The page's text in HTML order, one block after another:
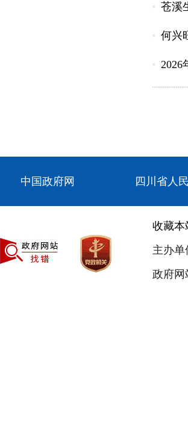
苍溪
何兴
2026
中国政府网 四川省人
收藏本
主办
政府网